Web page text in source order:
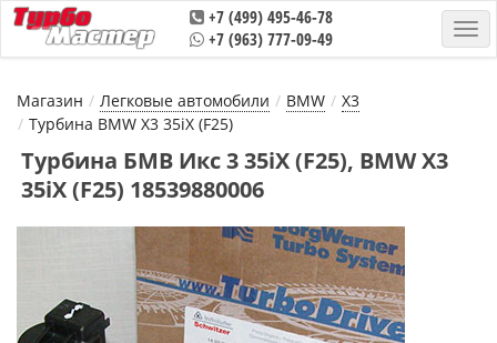
+7 (499) 495-46-78
+7 (963) 777-09-49
Магазин Легковые автомобили BMW
X3
Турбина BMW X3 35iX (F25)
Турбина БМВ Икс 3 35iX (F25), BMW X3
35iX (F25) 18539880006